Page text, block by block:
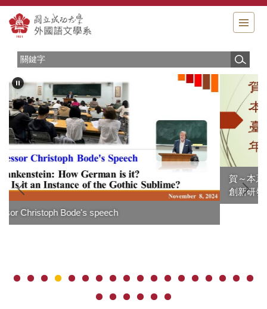
跳
到
主
區
賀～ 本系高郁婷老師獲 臺灣綜合大學系統113年度 年輕學者
創新研發成果優等獎